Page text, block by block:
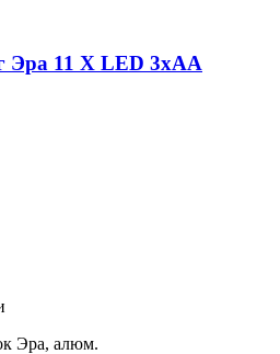
Эра 11 Х LED 3хАА